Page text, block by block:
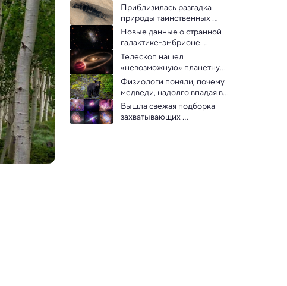
Приблизилась разгадка
природы таинственных
полос на склонах гор Марса
Новые данные о странной
галактике-эмбрионе
помогут понять начало
Вселенной
Телескоп нашел
«невозможную» планетную
систему
Физиологи поняли, почему
медведи, надолго впадая в
спячку, остаются здоровыми
Вышла свежая подборка
захватывающих